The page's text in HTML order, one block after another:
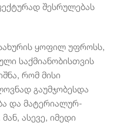
შესრულებას
ყოფილ უფროსს,
საქმიანობისთვის
რომ მისი
გაუმჯობესდა
და მატერიალურ-
ასევე, იმედი